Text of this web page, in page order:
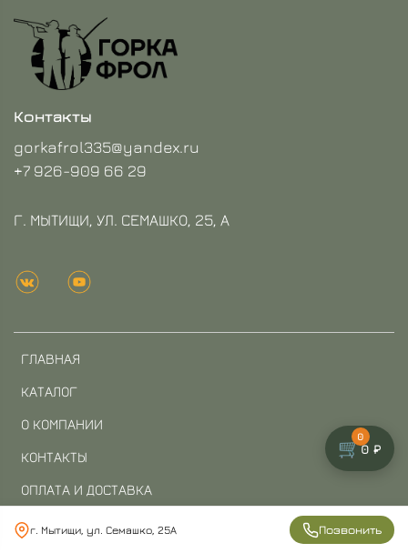
г. Мытищи, ул. Семашко, 25А Позвонить
ГЛАВНАЯ
КАТАЛОГ
О КОМПАНИИ
КОНТАКТЫ
ОПЛАТА И ДОСТАВКА
ЛИЧНЫЙ КАБИНЕТ
Контакты
gorkafrol335@yandex.ru
+7 926-909 66 29
Г. МЫТИЩИ, УЛ. СЕМАШКО, 25, А
🛒
0
0 ₽